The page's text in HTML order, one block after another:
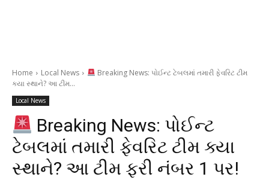
Home Local News
Breaking News: પોઈન્ટ ટેબલમાં તમારી ફેવરિટ ટીમ
ક્યા સ્થાને? આ ટીમ...
Local News
Breaking News: પોઈન્ટ
ટેબલમાં તમારી ફેવરિટ ટીમ ક્યા
સ્થાને? આ ટીમ ફરી નંબર 1 પર!